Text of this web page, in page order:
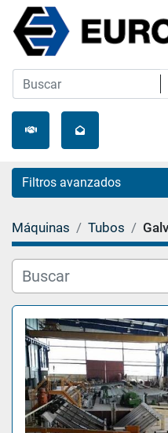
Filtros avanzados
Categoría
Fabricante
Máquinas Tubos